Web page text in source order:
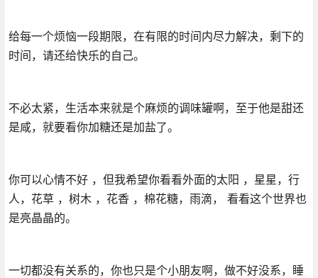
给每一个烦恼一段期限，在有限的时间内尽力解决，剩下的
时间，请还给快乐的自己。
不必太紧，生活本来就是个麻烦的调味罐啊，至于他是甜还
是咸，就要看你加糖还是加盐了。
你可以心情不好 ，但我希望你看看外面的太阳 ，星星，行
人，花草 ，树木 ，花香 ，棉花糖，雨滴， 看看这个世界也
是亮晶晶的。
一切都没有关系的，你也只是个小朋友啊，做不好没系，睡